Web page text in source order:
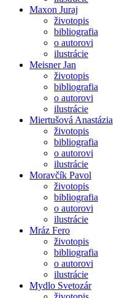
Maxon Juraj
životopis
bibliografia
o autorovi
ilustrácie
Meisner Jan
životopis
bibliografia
o autorovi
ilustrácie
Miertušová Anastázia
životopis
bibliografia
o autorovi
ilustrácie
Moravčík Pavol
životopis
bibliografia
o autorovi
ilustrácie
Mráz Fero
životopis
bibliografia
o autorovi
ilustrácie
Mydlo Svetozár